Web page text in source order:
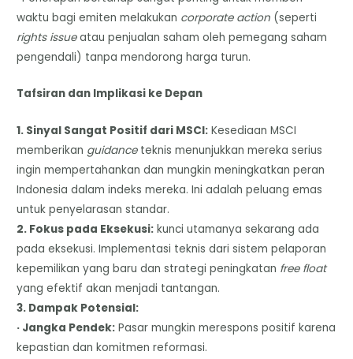
waktu bagi emiten melakukan corporate action (seperti
rights issueatau penjualan saham oleh pemegang saham
pengendali) tanpa mendorong harga turun.
Tafsiran dan Implikasi ke Depan
1. Sinyal Sangat Positif dari MSCI: Kesediaan MSCI
memberikan guidanceteknis menunjukkan mereka serius
ingin mempertahankan dan mungkin meningkatkan peran
Indonesia dalam indeks mereka. Ini adalah peluang emas
untuk penyelarasan standar.
2. Fokus pada Eksekusi: kunci utamanya sekarang ada
pada eksekusi. Implementasi teknis dari sistem pelaporan
kepemilikan yang baru dan strategi peningkatan free float
yang efektif akan menjadi tantangan.
3. Dampak Potensial:
· Jangka Pendek: Pasar mungkin merespons positif karena
kepastian dan komitmen reformasi.